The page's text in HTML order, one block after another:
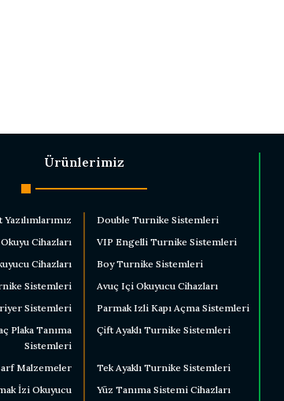
Ürünlerimiz
Double Turnike Sistemleri
Cihazları
VIP Engelli Turnike Sistemleri
Cihazları
Boy Turnike Sistemleri
Sistemleri
Avuç Içi Okuyucu Cihazları
Sistemleri
Parmak Izli Kapı Açma Sistemleri
Plaka Tanıma
Sistemleri
Çift Ayaklı Turnike Sistemleri
Malzemeler
Tek Ayaklı Turnike Sistemleri
İzi Okuyucu
Yüz Tanıma Sistemi Cihazları